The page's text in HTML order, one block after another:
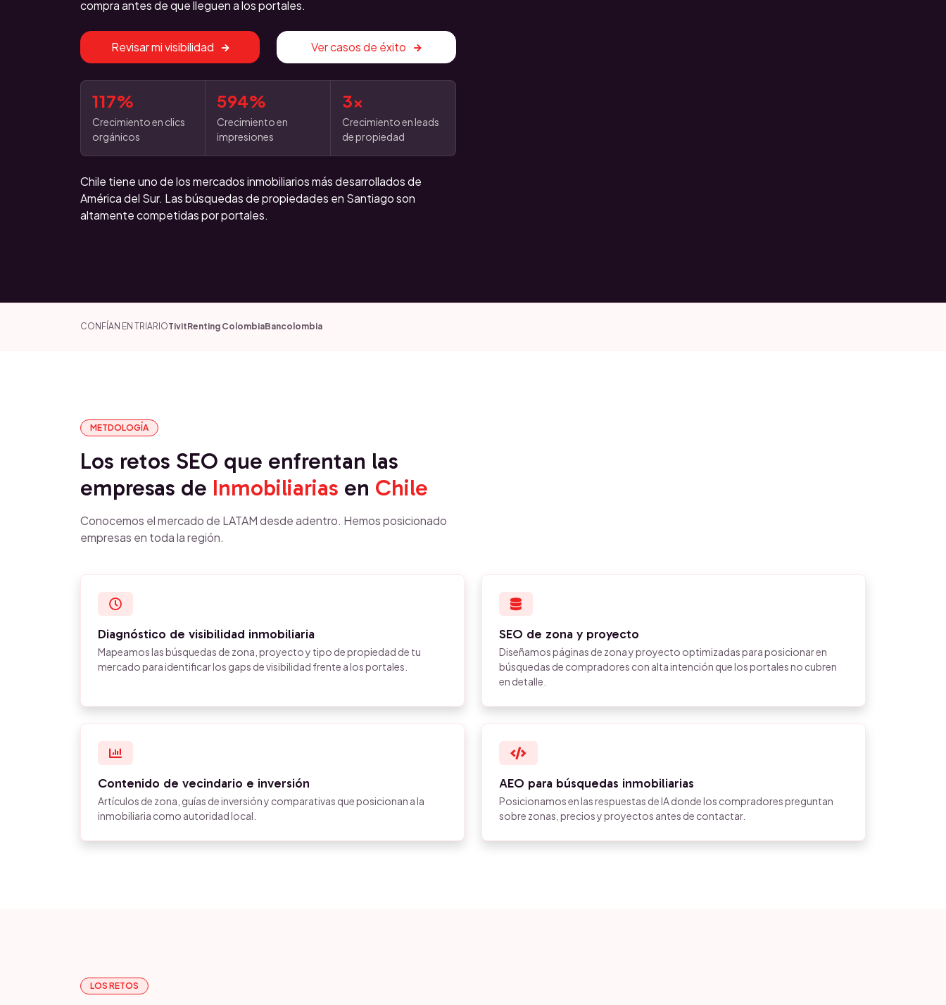
compra antes de que lleguen a los portales.
Revisar mi visibilidad Ver casos de éxito
117%
Crecimiento en clics
orgánicos
594%
Crecimiento en
impresiones
3x
Crecimiento en leads
de propiedad
Chile tiene uno de los mercados inmobiliarios más desarrollados de
América del Sur. Las búsquedas de propiedades en Santiago son
altamente competidas por portales.
CONFÍAN EN TRIARIOTivitRenting ColombiaBancolombia
METDOLOGÍA
Los retos SEO que enfrentan las
empresas de Inmobiliarias en Chile
Conocemos el mercado de LATAM desde adentro. Hemos posicionado
empresas en toda la región.
Diagnóstico de visibilidad inmobiliaria
Mapeamos las búsquedas de zona, proyecto y tipo de propiedad de tu
mercado para identificar los gaps de visibilidad frente a los portales.
SEO de zona y proyecto
Diseñamos páginas de zona y proyecto optimizadas para posicionar en
búsquedas de compradores con alta intención que los portales no cubren
en detalle.
Contenido de vecindario e inversión
Artículos de zona, guías de inversión y comparativas que posicionan a la
inmobiliaria como autoridad local.
AEO para búsquedas inmobiliarias
Posicionamos en las respuestas de IA donde los compradores preguntan
sobre zonas, precios y proyectos antes de contactar.
LOS RETOS